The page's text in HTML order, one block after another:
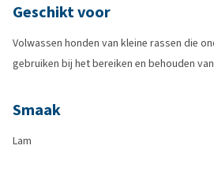
Geschikt voor
Volwassen honden van kleine rassen die
gebruiken bij het bereiken en behouden
Smaak
Lam